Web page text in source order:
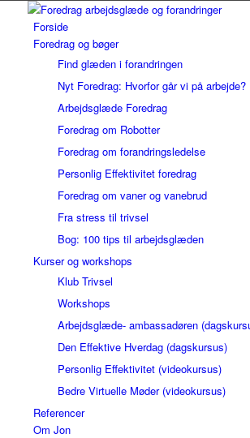
Forside
Foredrag og bøger
Find glæden i forandringen
Nyt Foredrag: Hvorfor går vi på arbejde?
Arbejdsglæde Foredrag
Foredrag om Robotter
Foredrag om forandringsledelse
Personlig Effektivitet foredrag
Foredrag om vaner og vanebrud
Fra stress til trivsel
Bog: 100 tips til arbejdsglæden
Kurser og workshops
Klub Trivsel
Workshops
Arbejdsglæde- ambassadøren
Den Effektive Hverdag (dagskursus)
Personlig Effektivitet (videokursus)
Bedre Virtuelle Møder (videokursus)
Referencer
Om Jon